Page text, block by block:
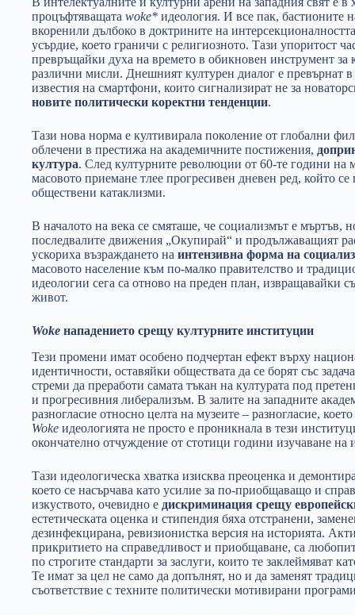
процъфтяващата woke* идеология. И все пак, бастионите
вкоренили дълбоко в доктрините на
усърдие, което граничи с религиозното. Тази упоритост
превръщайки духа на времето в обикновен инструмент за
различни мисли. Днешният културен диалог е превърнат в
известия на смартфони, които сигнализират не за
новите политически коректни тенденции.
Тази нова норма е култивирала поколение от глобални
облечени в престижа на академичните постижения,
култура. След културните революции от 60-те години на
масовото приемане тлее прогресивен дневен ред, който
обществени катаклизми.
В началото на века се смяташе, че социализмът е мъртъв,
последвалите движения „Окупирай“ и продължаващият
ускориха възраждането на интензивна форма на
масовото население към по-малко правителство и
идеологии сега са отново на преден план, извращавайки
живот.
Woke нападението срещу културните институции
Тези промени имат особено подчертан ефект върху
идентичности, оставяйки обществата да се борят със
стреми да преработи самата тъкан на културата под
и прогресивния либерализъм. В залите на западните
разногласие относно целта на музеите – разногласие,
Woke идеологията не просто е проникнала в тези
окончателно отчуждение от стотици години изучаване на
Тази идеологическа хватка изисква преоценка и
което се насърчава като усилие за по-приобщаващо и
изкуството, очевидно е дискриминация срещу
естетическата оценка и стипендия бяха отстранени,
дезинфекцирана, ревизионистка версия на историята.
прикритието на справедливост и приобщаване, са
по строгите стандарти за заслуги, които те заклеймяват
Те имат за цел не само да допълнят, но и да заменят
съответствие с техните политически мотивирани